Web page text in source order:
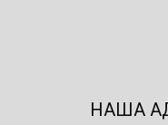
НАША